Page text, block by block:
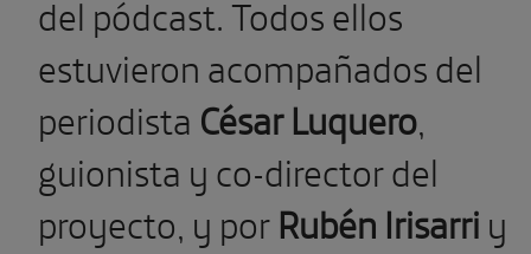
del pódcast. Todos ellos
estuvieron acompañados del
periodista César Luquero,
guionista y co-director del
proyecto, y porRubén Irisarriy